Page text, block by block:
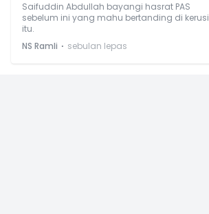
Saifuddin Abdullah bayangi hasrat PAS
sebelum ini yang mahu bertanding di kerusi
itu.
NS Ramli ⋅ sebulan lepas